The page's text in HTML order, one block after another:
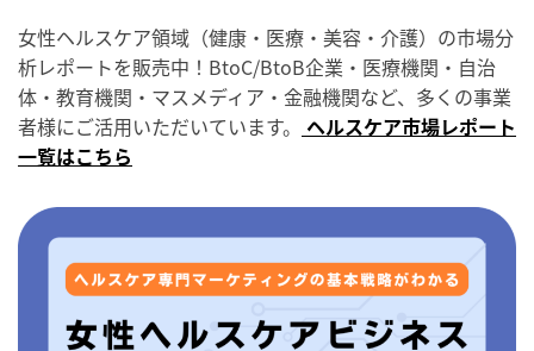
女性ヘルスケア領域（健康・医療・美容・介護）の市場分
析レポートを販売中！BtoC/BtoB企業・医療機関・自治
体・教育機関・マスメディア・金融機関など、多くの事業
者様にご活用いただいています。 ヘルスケア市場レポート
一覧はこちら